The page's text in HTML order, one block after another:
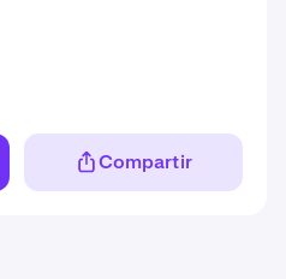
Compartir